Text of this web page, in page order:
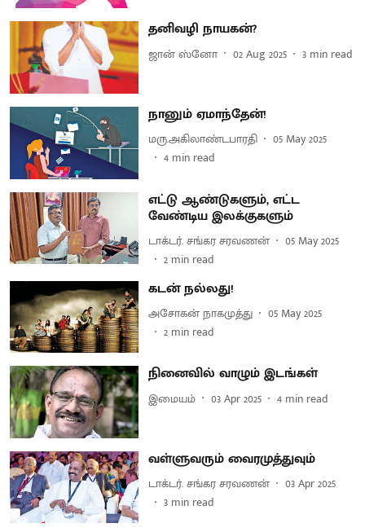
தனிவழி நாயகன்?
ஜான் ஸ்னோ 02 Aug 2025 3 min read
நானும் ஏமாந்தேன்!
மரு.அகிலாண்டபாரதி
05 May 2025
4 min read
எட்டு ஆண்டுகளும், எட்ட
வேண்டிய இலக்குகளும்
டாக்டர். சங்கர சரவணன்
05 May 2025
2 min read
கடன் நல்லது!
அசோகன் நாகமுத்து
05 May 2025
2 min read
நினைவில் வாழும் இடங்கள்
இமையம் 03 Apr 2025 4 min read
வள்ளுவரும் வைரமுத்துவும்
டாக்டர். சங்கர சரவணன்
03 Apr 2025
3 min read